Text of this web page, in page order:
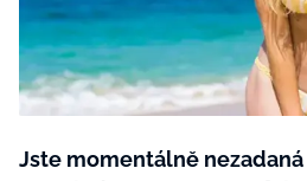
Testy a kvízy
Tvoření
Rady a tipy
BurdaMedia
Extra
SVĚT
ROČNÍ
SADA
Jste momentálně